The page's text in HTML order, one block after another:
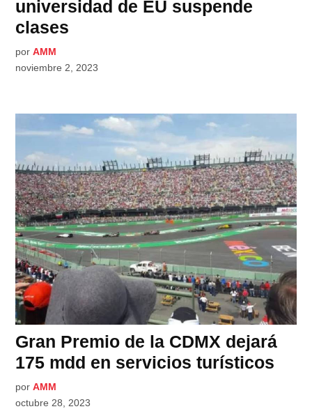
universidad de EU suspende
clases
por AMM
noviembre 2, 2023
Gran Premio de la CDMX dejará
175 mdd en servicios turísticos
por AMM
octubre 28, 2023